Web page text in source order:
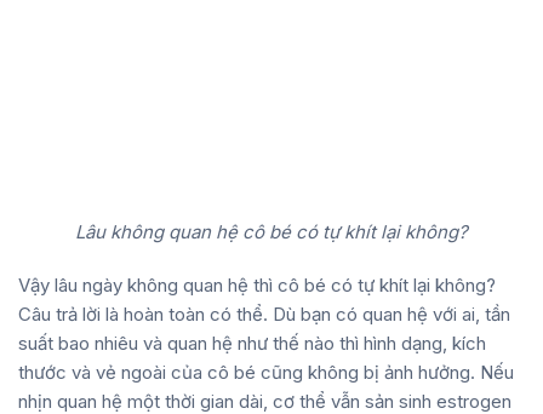
Lâu không quan hệ cô bé có tự khít lại không?
Vậy lâu ngày không quan hệ thì cô bé có tự khít lại không?
Câu trả lời là hoàn toàn có thể. Dù bạn có quan hệ với ai, tần
suất bao nhiêu và quan hệ như thế nào thì hình dạng, kích
thước và vẻ ngoài của cô bé cũng không bị ảnh hưởng. Nếu
nhịn quan hệ một thời gian dài, cơ thể vẫn sản sinh estrogen